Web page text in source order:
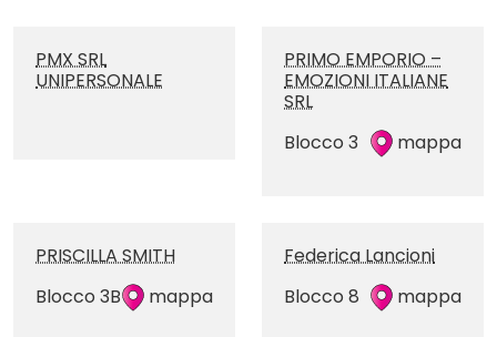
PMX SRL
UNIPERSONALE
PRIMO EMPORIO –
EMOZIONI ITALIANE
SRL
Blocco 3
mappa
PRISCILLA SMITH
Blocco 3B
mappa
Federica Lancioni
Blocco 8
mappa